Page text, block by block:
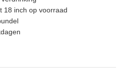
18 inch op voorraad